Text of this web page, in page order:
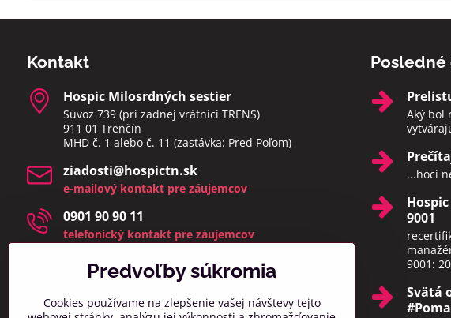
Kontakt
Hospic Milosrdných sestier
Súvoz 739 (pri zadnej vrátnici TRENS)
911 01 Trenčín
MHD č. 1 alebo č. 11 (zastávka: Pred Poľom)
ziadosti​@hospictn​.sk
e-mailový kontakt pre záujemcov
0901 90 90 11
telefonický kontakt pre záujemcov
telefonáty a osobné návštevy prijímame v čase 8:00 –
14:00
(zmeškané hovory a osobné návštevy mimo týchto
Aký bol
...hoci
9001
9001:
Svätá
Predvoľby súkromia
Cookies používame na zlepšenie vašej návštevy tejto